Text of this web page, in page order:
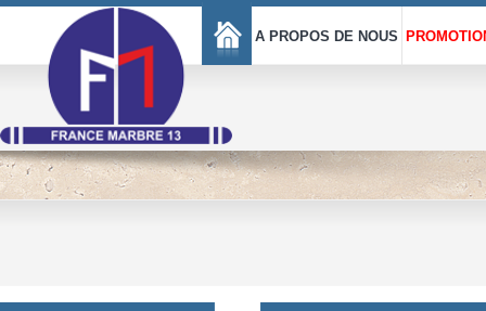
A PROPOS DE NOUS